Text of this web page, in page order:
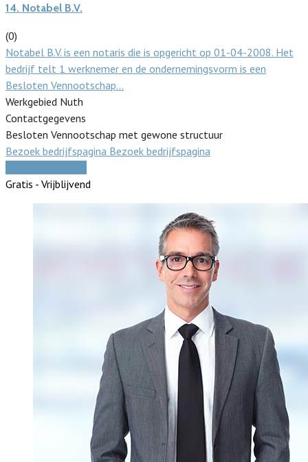
14. Notabel B.V.
(0)
Notabel B.V. is een notaris die is opgericht op 01-04-2008. Het
bedrijf telt 1 werknemer en de ondernemingsvorm is een
Besloten Vennootschap…
Werkgebied Nuth
Contactgegevens
Besloten Vennootschap met gewone structuur
Bezoek bedrijfspagina Bezoek bedrijfspagina
Gratis - Vrijblijvend